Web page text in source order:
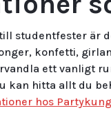
studentfester är
konfetti,
ett vanligt
kan hitta allt du
hos